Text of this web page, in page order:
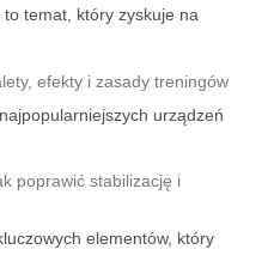
temat, który zyskuje na
efekty i zasady treningów
urządzeń
poprawić stabilizację i
elementów, który